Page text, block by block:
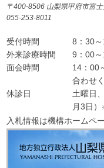
〒400-8506 山梨県甲府市富
055-253-8011
受付時間
8：30
外来診療時間
9：00
面会時間
14：00
合わせ
休診日
土曜日
月3日）
入札情報は機構ホームペ